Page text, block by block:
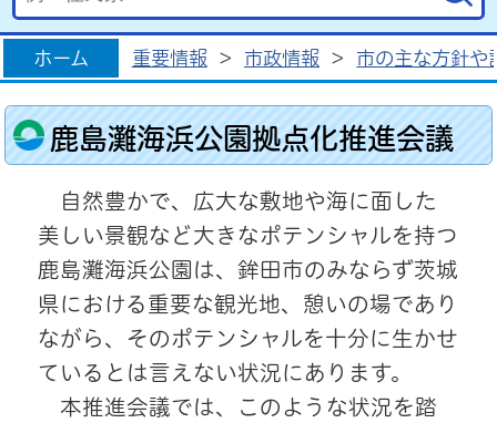
ホーム 重要情報 > 市政情報 > 市の主な方針や
鹿島灘海浜公園拠点化推進会議
自然豊かで、広大な敷地や海に面した
美しい景観など大きなポテンシャルを持つ
鹿島灘海浜公園は、鉾田市のみならず茨城
県における重要な観光地、憩いの場であり
ながら、そのポテンシャルを十分に生かせ
ているとは言えない状況にあります。
本推進会議では、このような状況を踏